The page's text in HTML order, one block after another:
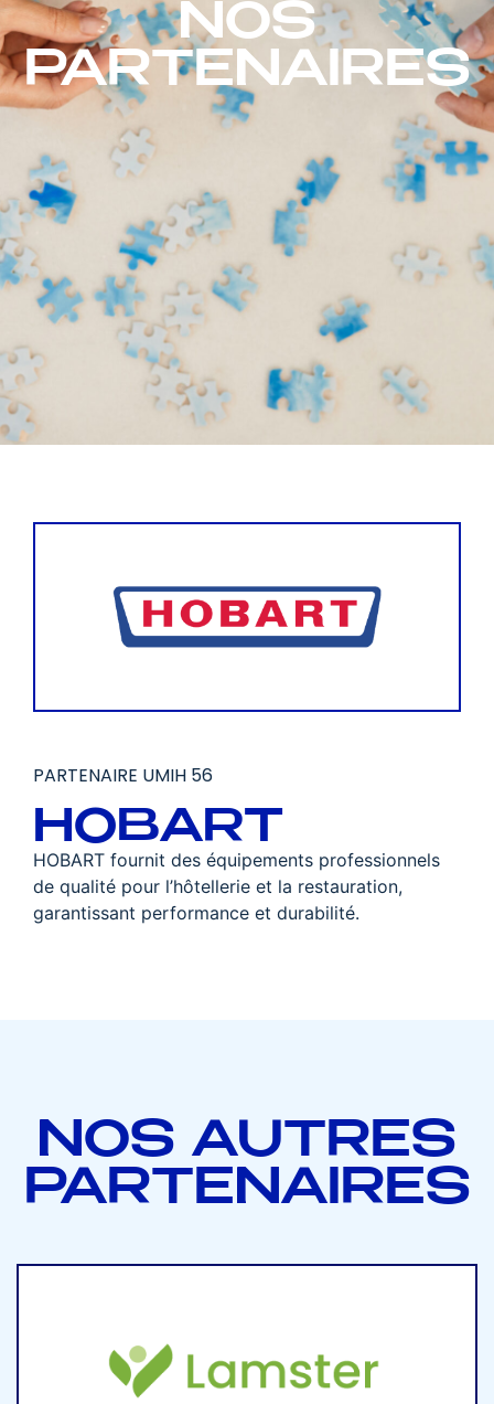
NOS
PARTENAIRES
PARTENAIRE UMIH 56
HOBART
HOBART fournit des équipements professionnels
de qualité pour l’hôtellerie et la restauration,
garantissant performance et durabilité.
NOS AUTRES
PARTENAIRES